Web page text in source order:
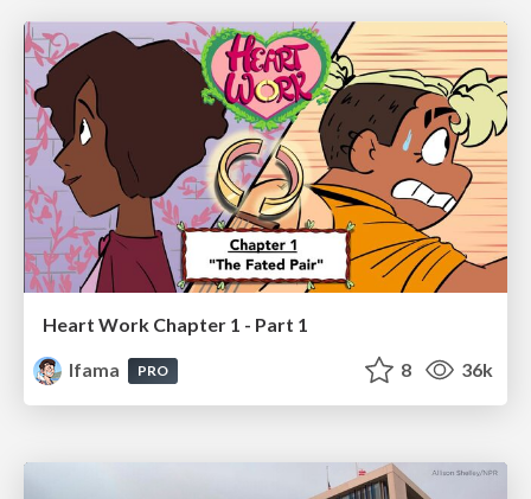
Heart Work Chapter 1 - Part 1
lfama
PRO 8 36k